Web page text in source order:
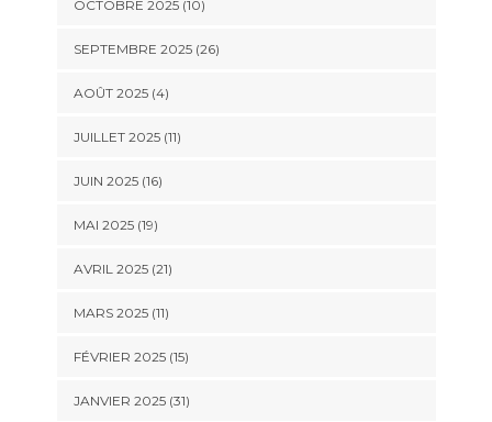
OCTOBRE 2025 (10)
SEPTEMBRE 2025 (26)
AOÛT 2025 (4)
JUILLET 2025 (11)
JUIN 2025 (16)
MAI 2025 (19)
AVRIL 2025 (21)
MARS 2025 (11)
FÉVRIER 2025 (15)
JANVIER 2025 (31)